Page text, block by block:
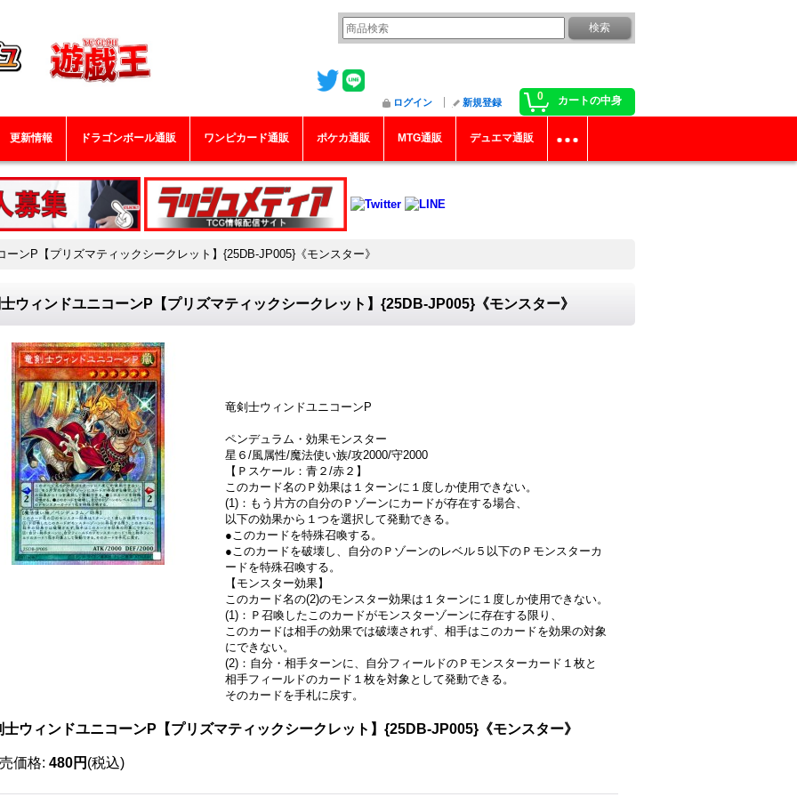
0 カートの中身
ログイン 新規登録
更新情報 ドラゴンボール通販 ワンピカード通販 ポケカ通販 MTG通販 デュエマ通販
ーンP【プリズマティックシークレット】{25DB-JP005}《モンスター》
ウィンドユニコーンP【プリズマティックシークレット】{25DB-JP005}《モンスター》
竜剣士ウィンドユニコーンP
ペンデュラム・効果モンスター
星６/風属性/魔法使い族/攻2000/守2000
【Ｐスケール：青２/赤２】
このカード名のＰ効果は１ターンに１度しか使用できない。
(1)：もう片方の自分のＰゾーンにカードが存在する場合、
以下の効果から１つを選択して発動できる。
●このカードを特殊召喚する。
●このカードを破壊し、自分のＰゾーンのレベル５以下のＰモンスターカ
ードを特殊召喚する。
【モンスター効果】
このカード名の(2)のモンスター効果は１ターンに１度しか使用できない。
(1)：Ｐ召喚したこのカードがモンスターゾーンに存在する限り、
このカードは相手の効果では破壊されず、相手はこのカードを効果の対象
にできない。
(2)：自分・相手ターンに、自分フィールドのＰモンスターカード１枚と
相手フィールドのカード１枚を対象として発動できる。
そのカードを手札に戻す。
士ウィンドユニコーンP【プリズマティックシークレット】{25DB-JP005}《モンスター》
価格: 480円 (税込)